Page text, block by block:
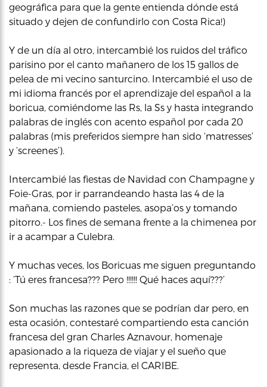
geográfica para que la gente entienda dónde está
situado y dejen de confundirlo con Costa Rica!)
Y de un día al otro, intercambié los ruidos del tráfico
parisino por el canto mañanero de los 15 gallos de
pelea de mi vecino santurcino. Intercambié el uso de
mi idioma francés por el aprendizaje del español a la
boricua, comiéndome las Rs, la Ss y hasta integrando
palabras de inglés con acento español por cada 20
palabras (mis preferidos siempre han sido ‘matresses’
y ‘screenes’).
Intercambié las fiestas de Navidad con Champagne y
Foie-Gras, por ir parrandeando hasta las 4 de la
mañana, comiendo pasteles, asopa’os y tomando
pitorro.- Los fines de semana frente a la chimenea por
ir a acampar a Culebra.
Y muchas veces, los Boricuas me siguen preguntando
: ‘Tú eres francesa??? Pero !!!!!! Qué haces aquí???’
Son muchas las razones que se podrían dar pero, en
esta ocasión, contestaré compartiendo esta canción
francesa del gran Charles Aznavour, homenaje
apasionado a la riqueza de viajar y el sueño que
representa, desde Francia, el CARIBE.